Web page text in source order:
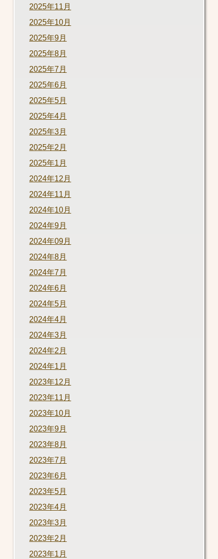
2025年11月
2025年10月
2025年9月
2025年8月
2025年7月
2025年6月
2025年5月
2025年4月
2025年3月
2025年2月
2025年1月
2024年12月
2024年11月
2024年10月
2024年9月
2024年09月
2024年8月
2024年7月
2024年6月
2024年5月
2024年4月
2024年3月
2024年2月
2024年1月
2023年12月
2023年11月
2023年10月
2023年9月
2023年8月
2023年7月
2023年6月
2023年5月
2023年4月
2023年3月
2023年2月
2023年1月